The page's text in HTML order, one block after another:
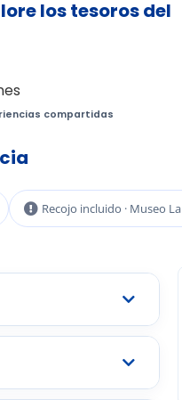
los tesoros del
compartidas
Recojo incluido · Museo